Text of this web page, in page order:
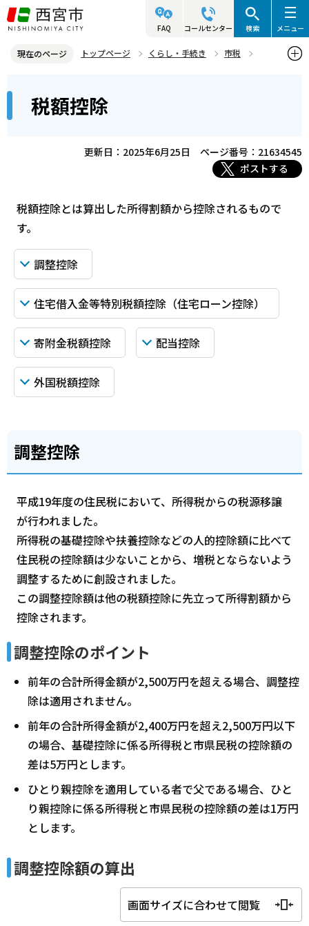
こ
の
ジ
先
FAQ コールセンター 検索 メニュー
現在のページ トップページ くらし・手続き
市税
こ
税額控除
更新日：2025年6月25日
ページ番号：21634545
ポストする
税額控除とは算出した所得割額から控除されるもので
す。
調整控除
住宅借入金等特別税額控除（住宅ローン控除）
寄附金税額控除 配当控除
外国税額控除
調整控除
平成19年度の住民税において、所得税からの税源移譲
が行われました。
所得税の基礎控除や扶養控除などの人的控除額に比べて
住民税の控除額は少ないことから、増税とならないよう
調整するために創設されました。
この調整控除額は他の税額控除に先立って所得割額から
控除されます。
調整控除のポイント
前年の合計所得金額が2,500万円を超える場合、調整控
除は適用されません。
前年の合計所得金額が2,400万円を超え2,500万円以下
の場合、基礎控除に係る所得税と市県民税の控除額の
差は5万円とします。
ひとり親控除を適用している者で父である場合、ひと
り親控除に係る所得税と市県民税の控除額の差は1万円
とします。
調整控除額の算出
画面サイズに合わせて閲覧